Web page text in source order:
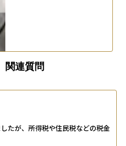
関連質問
たが、所得税や住民税などの税金